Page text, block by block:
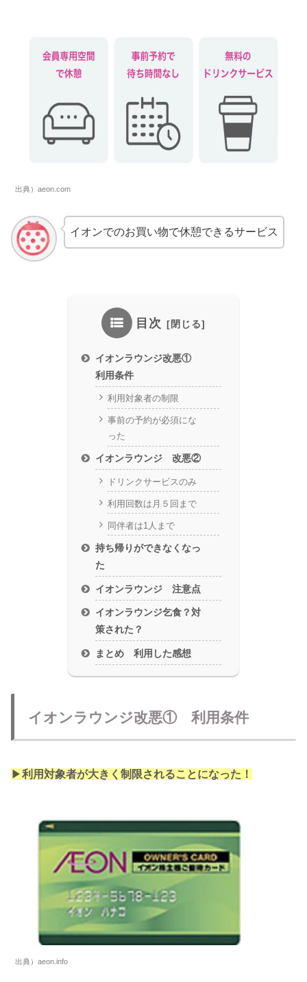
出典）aeon.com
イオンでのお買い物で休憩できるサービス
目次
イオンラウンジ改悪①
利用条件
利用対象者の制限
事前の予約が必須にな
った
イオンラウンジ 改悪②
ドリンクサービスのみ
利用回数は月５回まで
同伴者は1人まで
持ち帰りができなくなっ
た
イオンラウンジ 注意点
イオンラウンジ乞食？対
策された？
まとめ 利用した感想
イオンラウンジ改悪① 利用条件
▶︎利用対象者が大きく制限されることになった！
出典）aeon.info